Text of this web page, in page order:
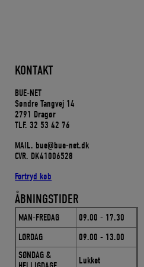
KONTAKT
BUE-NET
Søndre Tangvej 14
2791 Dragør
TLF. 32 53 42 76
MAIL. bue@bue-net.dk
CVR. DK41006528
Fortryd køb
ÅBNINGSTIDER
MAN-FREDAG
09.00 - 17.30
LØRDAG
09.00 - 13.00
SØNDAG &
Lukket